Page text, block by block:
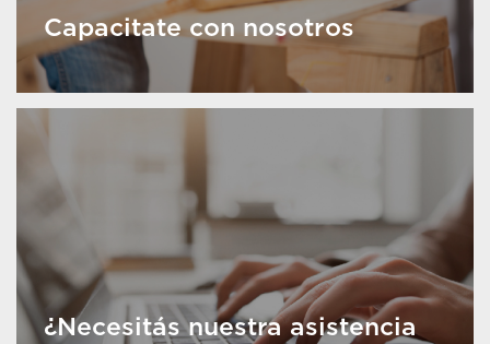
Capacitate con nosotros
¿Necesitás nuestra asistencia